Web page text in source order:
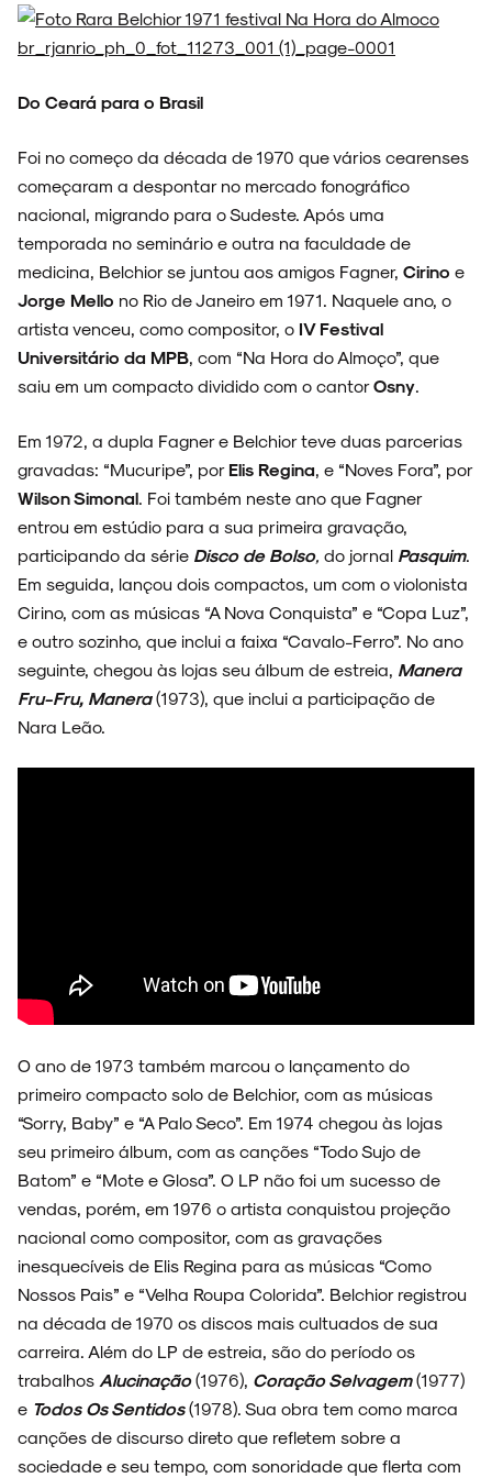
Do Ceará para o Brasil
Foi no começo da década de 1970 que vários cearenses
começaram a despontar no mercado fonográfico
nacional, migrando para o Sudeste. Após uma
temporada no seminário e outra na faculdade de
medicina, Belchior se juntou aos amigos Fagner, Cirino e
Jorge Mello no Rio de Janeiro em 1971. Naquele ano, o
artista venceu, como compositor, o IV Festival
Universitário da MPB , com “Na Hora do Almoço”, que
saiu em um compacto dividido com o cantorOsny
Em 1972, a dupla Fagner e Belchior teve duas parcerias
gravadas: “Mucuripe”, por Elis Regina , e “Noves Fora”, por
Wilson Simonal . Foi também neste ano que Fagner
entrou em estúdio para a sua primeira gravação,
participando da série Disco de Bolso, do jornal Pasquim.
Em seguida, lançou dois compactos, um com o violonista
Cirino, com as músicas “A Nova Conquista” e “Copa Luz”,
e outro sozinho, que inclui a faixa “Cavalo-Ferro”. No ano
seguinte, chegou às lojas seu álbum de estreia, Manera
Fru-Fru, Manera(1973), que inclui a participação de
Nara Leão.
O ano de 1973 também marcou o lançamento do
primeiro compacto solo de Belchior, com as músicas
“Sorry, Baby” e “A Palo Seco”. Em 1974 chegou às lojas
seu primeiro álbum, com as canções “Todo Sujo de
Batom” e “Mote e Glosa”. O LP não foi um sucesso de
vendas, porém, em 1976 o artista conquistou projeção
nacional como compositor, com as gravações
inesquecíveis de Elis Regina para as músicas “Como
Nossos Pais” e “Velha Roupa Colorida”. Belchior registrou
na década de 1970 os discos mais cultuados de sua
carreira. Além do LP de estreia, são do período os
trabalhos Alucinação (1976), Coração Selvagem(1977)
e Todos Os Sentidos (1978). Sua obra tem como marca
canções de discurso direto que refletem sobre a
sociedade e seu tempo, com sonoridade que flerta com